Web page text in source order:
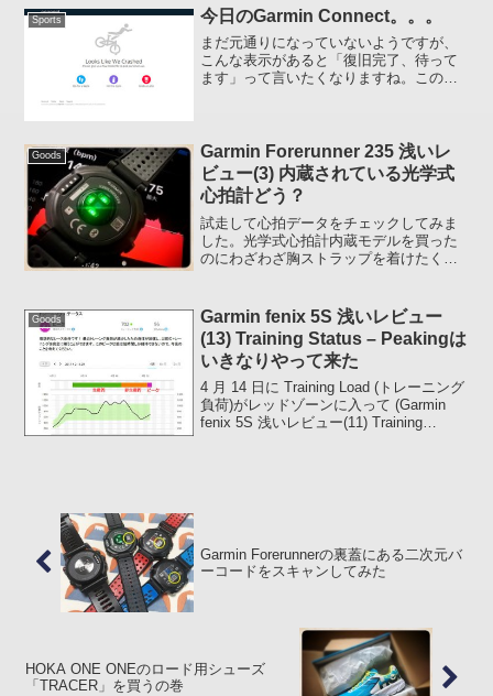
ですけどGreg 5回目 書いてい...
Sports 今日のGarmin Connect。。。
まだ元通りになっていないようですが、
こんな表示があると「復旧完了、待って
ます」って言いたくなりますね。この提
走れ...
Goods
Garmin Forerunner 235 浅いレ
ビュー(3) 内蔵されている光学式
心拍計どう？
試走して心拍データをチェックしてみま
した。光学式心拍計内蔵モデルを買った
のにわざわざ胸ストラップを着けたくな
ラップを使用する心拍計に近いものがあ
ります...
Goods
Garmin fenix 5S 浅いレビュー
(13) Training Status – Peakingは
いきなりやって来た
4 月 14 日に Training Load (トレーニング
負荷)がレッドゾーンに入って (Garmin
fenix 5S 浅いレビュー(11) Training
Garmin Forerunnerの裏蓋にある二次元バ
ーコードをスキャンしてみた
HOKA ONE ONEのロード用シューズ
「TRACER」を買うの巻